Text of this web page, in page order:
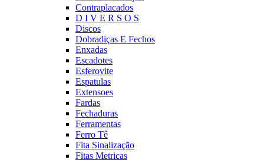
Contraplacados
D I V E R S O S
Discos
Dobradiças E Fechos
Enxadas
Escadotes
Esferovite
Espatulas
Extensoes
Fardas
Fechaduras
Ferramentas
Ferro Tê
Fita Sinalização
Fitas Metricas